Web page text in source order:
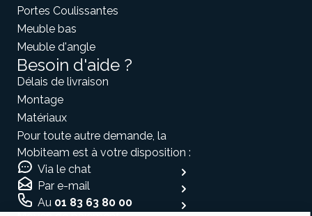
Portes Coulissantes
Meuble bas
Meuble d'angle
Besoin d'aide ?
Délais de livraison
Montage
Matériaux
Pour toute autre demande, la
Mobiteam est à votre disposition :
Via le chat
Par e-mail
Au 01 83 63 80 00